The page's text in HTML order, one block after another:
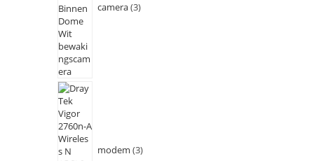
camera 3
modem 3